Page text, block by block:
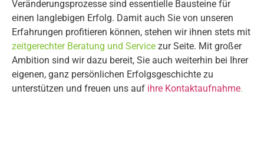
Veränderungsprozesse sind essentielle Bausteine für
einen langlebigen Erfolg. Damit auch Sie von unseren
Erfahrungen profitieren können, stehen wir ihnen stets mit
zeitgerechter Beratung und Service zur Seite. Mit großer
Ambition sind wir dazu bereit, Sie auch weiterhin bei Ihrer
eigenen, ganz persönlichen Erfolgsgeschichte zu
unterstützen und freuen uns auf ihre Kontaktaufnahme.